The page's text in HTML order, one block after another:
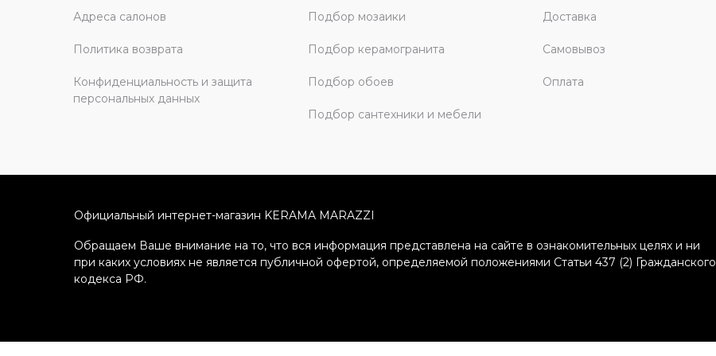
Адреса салонов
Политика возврата
Конфиденциальность и защита
персональных данных
Подбор мозаики
Подбор керамогранита
Подбор обоев
Подбор сантехники и мебели
Доставка
Самовывоз
Оплата
Официальный интернет-магазин KERAMA MARAZZI
Обращаем Ваше внимание на то, что вся информация представлена на сайте в ознакомительных целях и ни
при каких условиях не является публичной офертой, определяемой положениями Статьи 437 (2) Гражданского
кодекса РФ.